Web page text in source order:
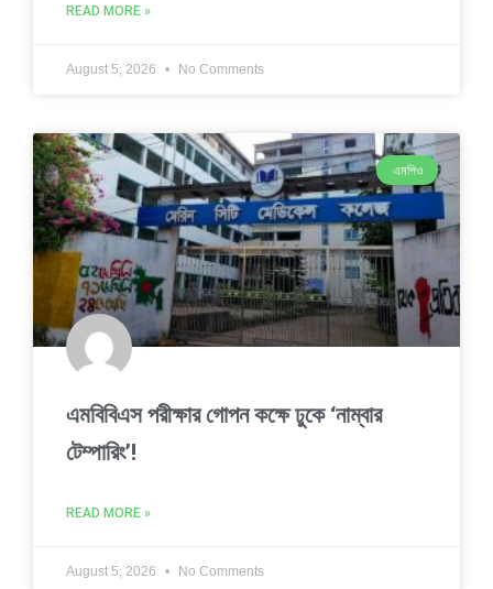
READ MORE »
August 5, 2026 No Comments
এমপিও
এমবিবিএস পরীক্ষার গোপন কক্ষে ঢুকে ‘নাম্বার
টেম্পারিং’!
READ MORE »
August 5, 2026 No Comments